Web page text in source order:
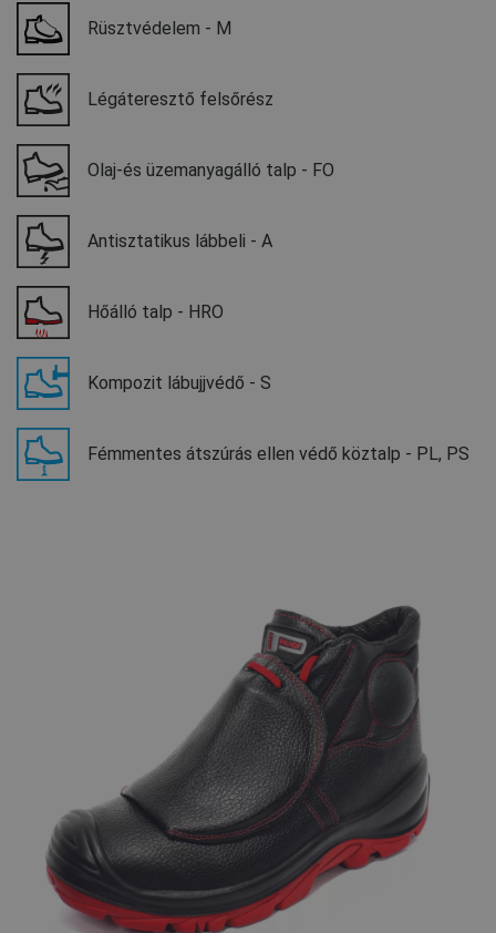
Rüsztvédelem - M
Légáteresztő felsőrész
Olaj-és üzemanyagálló talp - FO
Antisztatikus lábbeli - A
Hőálló talp - HRO
Kompozit lábujjvédő - S
Fémmentes átszúrás ellen védő köztalp - PL, PS